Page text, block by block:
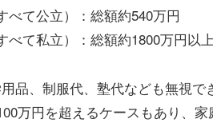
べて公立）：総額約540万円
べて私立）：総額約1800万円以上
品、制服代、塾代なども無視
万円を超えるケースもあり、家